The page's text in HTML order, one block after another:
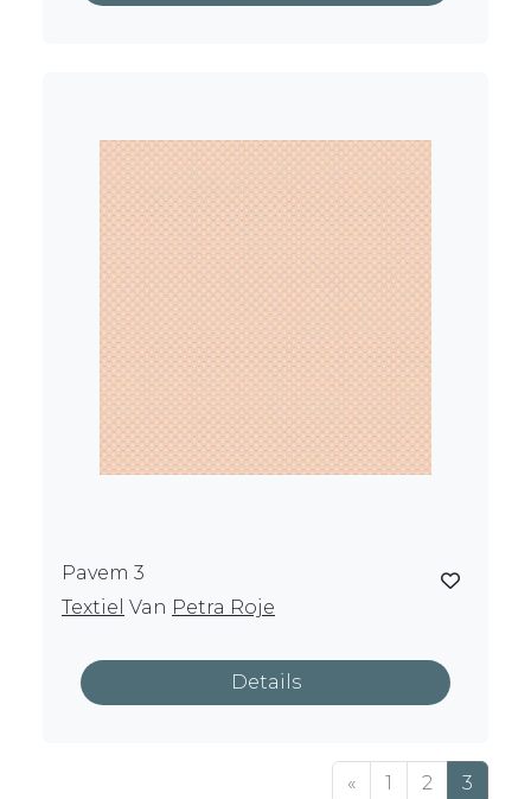
Pavem 3
Textiel Van Petra Roje
Details
« 1 2 3